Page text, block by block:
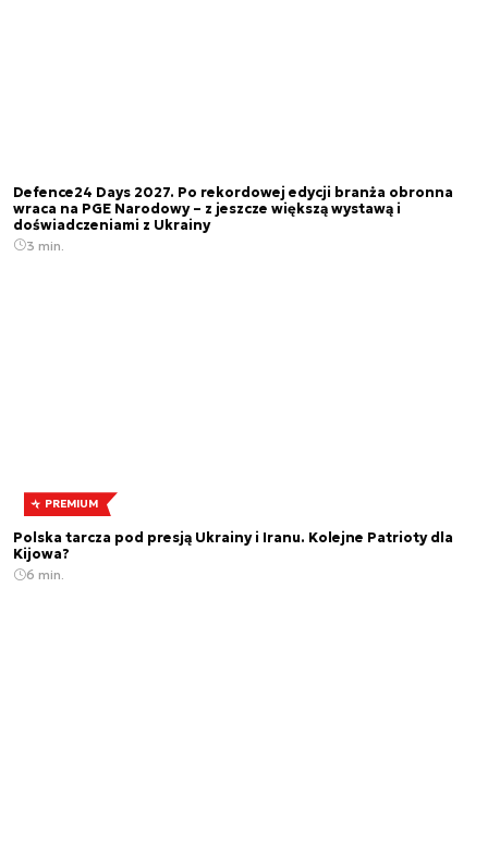
Defence24 Days 2027. Po rekordowej edycji branża obronna
wraca na PGE Narodowy – z jeszcze większą wystawą i
doświadczeniami z Ukrainy
3 min.
PREMIUM
Polska tarcza pod presją Ukrainy i Iranu. Kolejne Patrioty dla
Kijowa?
6 min.